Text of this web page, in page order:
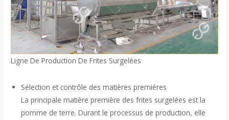
Ligne De Production De Frites Surgelées
Sélection et contrôle des matières premières
La principale matière première des frites surgelées est la
pomme de terre. Durant le processus de production, elle